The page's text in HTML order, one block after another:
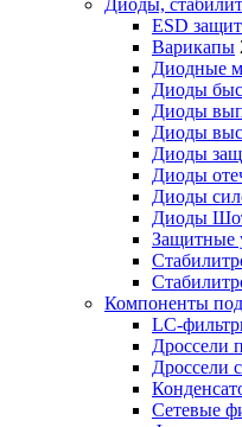
ESD
Варикапы
Диодные
Диоды
Диоды
Диоды
Диоды
Диоды
Диоды
Диоды
Защитные
Компоненты
LC-
Дроссели
Дроссели
Сетевые